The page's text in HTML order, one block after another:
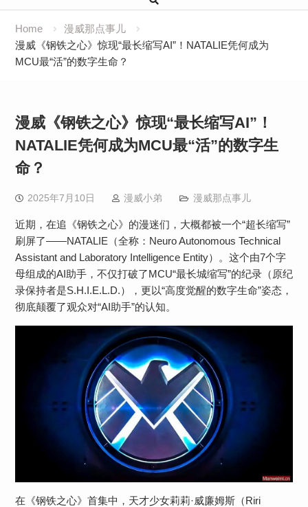
Home
漫威那点事儿
漫威《钢铁之心》惊现“最长缩写AI”！NATALIE凭何成为
MCU最“活”的数字生命？​
漫威《钢铁之心》惊现“最长缩写AI”！
NATALIE凭何成为MCU最“活”的数字生
命？​
2025年7月10日 漫威小弟 漫威那点事儿
近期，在追《钢铁之心》的漫迷们，大概都被一个“超长缩写”
刷屏了——​​NATALIE​​（全称：Neuro Autonomous Technical
Assistant and Laboratory Intelligence Entity）。这个由7个字
母组成的AI助手，不仅打破了MCU“最长城缩写”的纪录（原纪
录保持者是S.H.I.E.L.D.），更以“高度觉醒的数字生命”姿态，
彻底颠覆了观众对“AI助手”的认知。
在《钢铁之心》首集中，天才少女莉莉·威廉姆斯（Riri